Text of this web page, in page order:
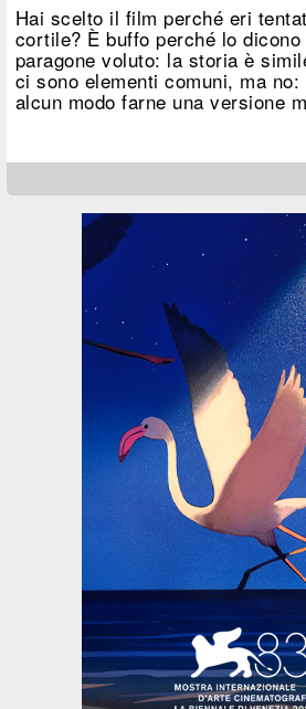
Hai scelto il film perché eri
cortile? È buffo perché lo
paragone voluto: la storia è
ci sono elementi comuni, ma
alcun modo farne una versione